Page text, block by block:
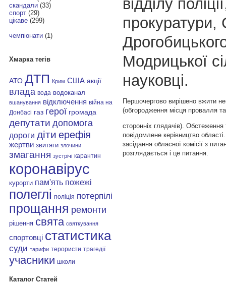
скандали(33)
спорт(29)
цікаве(299)
чемпіонати(1)
Хмарка тегів
АТО ДТП Крим США акції
влада вода водоканал
вшанування відключення війна на
Донбасі газ герої громада
депутати допомога
дороги діти ерефія
жертви звитяги злочини
змагання зустрічі карантин
коронавірус
курорти пам'ять пожежі
полеглі поліція потерпілі
прощання ремонти
рішення свята святкування
спортовці статистика
суди тарифи терористи трагедії
учасники школи
Каталог Статей
відділу
прокуратури,
Модрицької
науковці.
Першочергово вирішено вжити
(обгородження місця провалля
сторонніх глядачів).
повідомлене керівництво
засідання обласної комісії з
розглядається і це питання.